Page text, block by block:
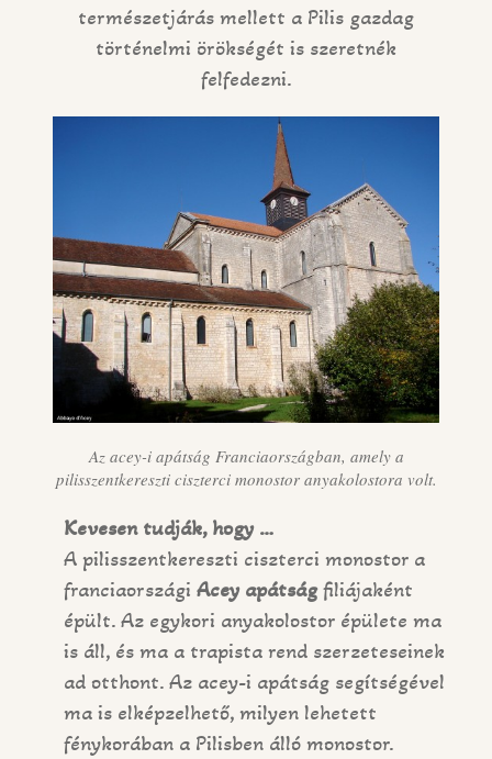
természetjárás mellett a Pilis gazdag
történelmi örökségét is szeretnék
felfedezni.
Az acey-i apátság Franciaországban, amely a
pilisszentkereszti ciszterci monostor anyakolostora volt.
Kevesen tudják, hogy …
A pilisszentkereszti ciszterci monostor a
franciaországi Acey apátságfiliájaként
épült. Az egykori anyakolostor épülete ma
is áll, és ma a trapista rend szerzeteseinek
ad otthont. Az acey-i apátság segítségével
ma is elképzelhető, milyen lehetett
fénykorában a Pilisben álló monostor.